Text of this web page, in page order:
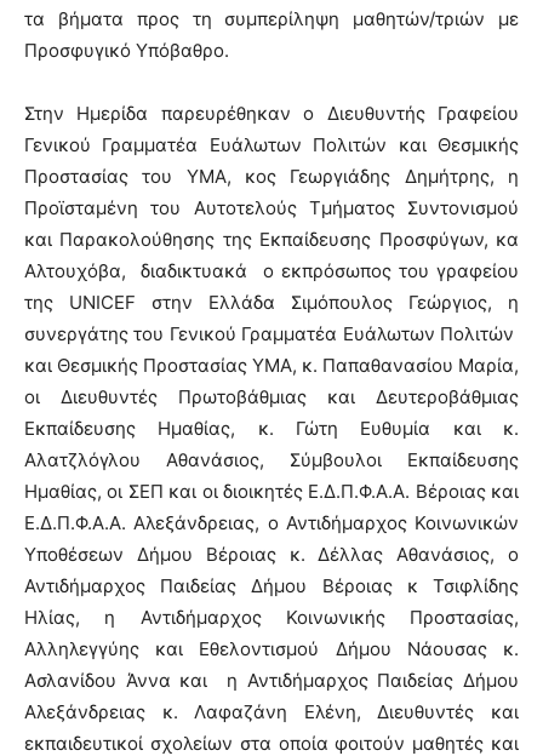
τα βήματα προς τη συμπερίληψη μαθητών/τριών με
Προσφυγικό Υπόβαθρο.
Στην Ημερίδα παρευρέθηκαν ο Διευθυντής Γραφείου
Γενικού Γραμματέα Ευάλωτων Πολιτών και Θεσμικής
Προστασίας του ΥΜΑ, κος Γεωργιάδης Δημήτρης, η
Προϊσταμένη του Αυτοτελούς Τμήματος Συντονισμού
και Παρακολούθησης της Εκπαίδευσης Προσφύγων, κα
Αλτουχόβα, διαδικτυακά ο εκπρόσωπος του γραφείου
της UNICEF στην Ελλάδα Σιμόπουλος Γεώργιος, η
συνεργάτης του Γενικού Γραμματέα Ευάλωτων Πολιτών
και Θεσμικής Προστασίας ΥΜΑ, κ. Παπαθανασίου Μαρία,
οι Διευθυντές Πρωτοβάθμιας και Δευτεροβάθμιας
Εκπαίδευσης Ημαθίας, κ. Γώτη Ευθυμία και κ.
Αλατζλόγλου Αθανάσιος, Σύμβουλοι Εκπαίδευσης
Ημαθίας, οι ΣΕΠ και οι διοικητές Ε.Δ.Π.Φ.Α.Α. Βέροιας και
Ε.Δ.Π.Φ.Α.Α. Αλεξάνδρειας, ο Αντιδήμαρχος Κοινωνικών
Υποθέσεων Δήμου Βέροιας κ. Δέλλας Αθανάσιος, ο
Αντιδήμαρχος Παιδείας Δήμου Βέροιας κ Τσιφλίδης
Ηλίας, η Αντιδήμαρχος Κοινωνικής Προστασίας,
Αλληλεγγύης και Εθελοντισμού Δήμου Νάουσας κ.
Ασλανίδου Άννα και η Αντιδήμαρχος Παιδείας Δήμου
Αλεξάνδρειας κ. Λαφαζάνη Ελένη, Διευθυντές και
εκπαιδευτικοί σχολείων στα οποία φοιτούν μαθητές και